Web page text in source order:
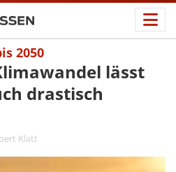
2050
lässt
drastisch
Klatt